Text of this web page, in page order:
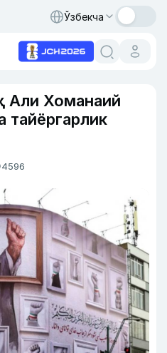
Ўзбекча
Али Хоманаий
тайёргарлик
4596